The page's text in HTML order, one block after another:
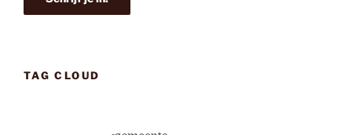
TAG CLOUD